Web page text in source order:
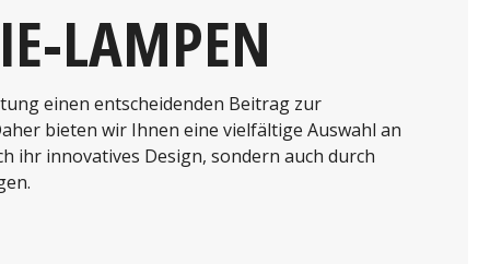
LAMPEN
einen entscheidenden Beitrag zur
bieten wir Ihnen eine vielfältige Auswahl an
ihr innovatives Design, sondern auch durch